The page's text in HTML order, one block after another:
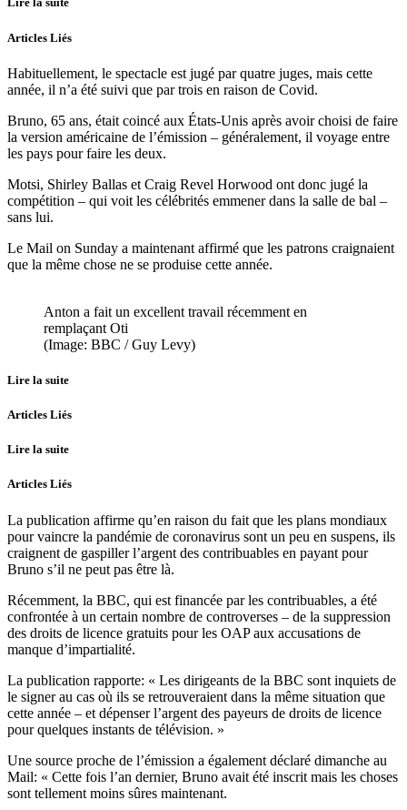
Articles Liés
Habituellement, le spectacle est jugé par quatre juges, mais cette
année, il n’a été suivi que par trois en raison de Covid.
Bruno, 65 ans, était coincé aux États-Unis après avoir choisi de faire
la version américaine de l’émission – généralement, il voyage entre
les pays pour faire les deux.
Motsi, Shirley Ballas et Craig Revel Horwood ont donc jugé la
compétition – qui voit les célébrités emmener dans la salle de bal –
sans lui.
Le Mail on Sunday a maintenant affirmé que les patrons craignaient
que la même chose ne se produise cette année.
Anton a fait un excellent travail récemment en
remplaçant Oti
(Image: BBC / Guy Levy)
Lire la suite
Articles Liés
Lire la suite
Articles Liés
La publication affirme qu’en raison du fait que les plans mondiaux
pour vaincre la pandémie de coronavirus sont un peu en suspens, ils
craignent de gaspiller l’argent des contribuables en payant pour
Bruno s’il ne peut pas être là.
Récemment, la BBC, qui est financée par les contribuables, a été
confrontée à un certain nombre de controverses – de la suppression
des droits de licence gratuits pour les OAP aux accusations de
manque d’impartialité.
La publication rapporte: « Les dirigeants de la BBC sont inquiets de
le signer au cas où ils se retrouveraient dans la même situation que
cette année – et dépenser l’argent des payeurs de droits de licence
pour quelques instants de télévision. »
Une source proche de l’émission a également déclaré dimanche au
Mail: « Cette fois l’an dernier, Bruno avait été inscrit mais les choses
sont tellement moins sûres maintenant.